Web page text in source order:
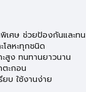
เศษ ช่วยป้องกันและทน
ลหะทุกชนิด
สูง ทนทานยาวนาน
ะกอน
บ ใช้งานง่าย